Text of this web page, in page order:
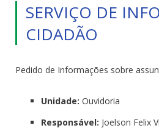
SERVIÇO DE
CIDADÃO
Pedido de Informações sobre
Unidade: Ouvidoria
Responsável: Joelson Felix